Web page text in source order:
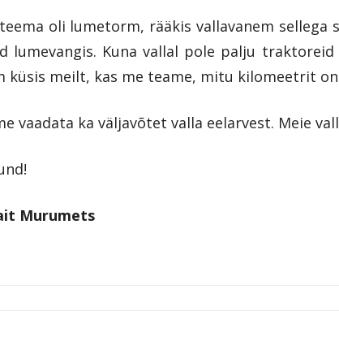
oli lumetorm, rääkis vallavanem
lumevangis. Kuna vallal pole palju
küsis meilt, kas me teame, mitu kilomeetrit
vaadata ka väljavõtet valla eelarvest. Meie
Murumets